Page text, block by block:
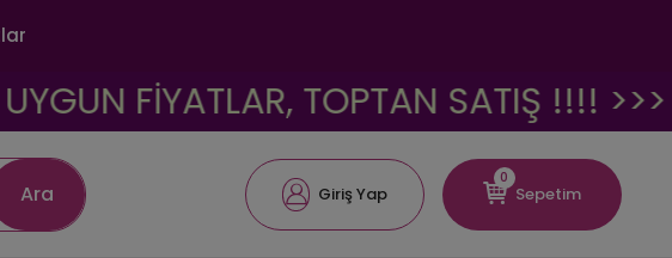
TOPTAN SATIŞ !!!! >>> <<<
Ara Giriş Yap
0
Sepetim